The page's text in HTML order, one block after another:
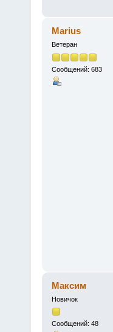
Marius
Ветеран
Сообщений: 683
Максим
Новичок
Сообщений: 48